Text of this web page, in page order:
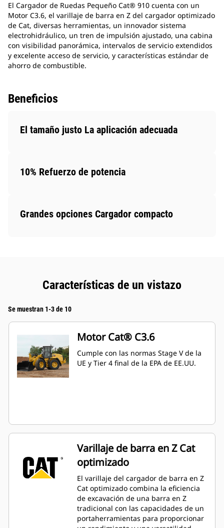
El Cargador de Ruedas Pequeño Cat® 910 cuenta con un
Motor C3.6, el varillaje de barra en Z del cargador optimizado
de Cat, diversas herramientas, un innovador sistema
electrohidráulico, un tren de impulsión ajustado, una cabina
con visibilidad panorámica, intervalos de servicio extendidos
y excelente acceso de servicio, y características estándar de
ahorro de combustible.
Beneficios
El tamaño justo La aplicación adecuada
10% Refuerzo de potencia
Grandes opciones Cargador compacto
Características de un vistazo
Se muestran 1-3 de 10
Motor Cat® C3.6
Cumple con las normas Stage V de la
UE y Tier 4 final de la EPA de EE.UU.
Varillaje de barra en Z Cat
optimizado
El varillaje del cargador de barra en Z
Cat optimizado combina la eficiencia
de excavación de una barra en Z
tradicional con las capacidades de un
portaherramientas para proporcionar